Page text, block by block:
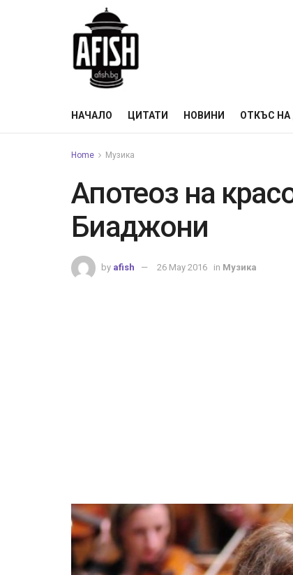
НАЧАЛО ЦИТАТИ НОВИНИ ОТКЪС НА
Home Музика
Апотеоз на
Биаджони
by afish 26 May 2016 in Музика